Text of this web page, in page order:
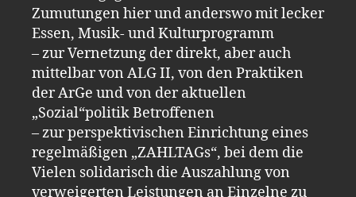
Zumutungen hier und anderswo mit lecker
Essen, Musik- und Kulturprogramm
– zur Vernetzung der direkt, aber auch
mittelbar von ALG II, von den Praktiken
der ArGe und von der aktuellen
„Sozial“politik Betroffenen
– zur perspektivischen Einrichtung eines
regelmäßigen „ZAHLTAGs“, bei dem die
Vielen solidarisch die Auszahlung von
verweigerten Leistungen an Einzelne zu